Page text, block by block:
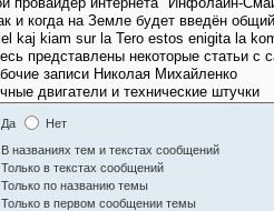
Да
Нет
В названиях тем и текстах сообщений
Только в текстах сообщений
Только по названию темы
Только в первом сообщении темы